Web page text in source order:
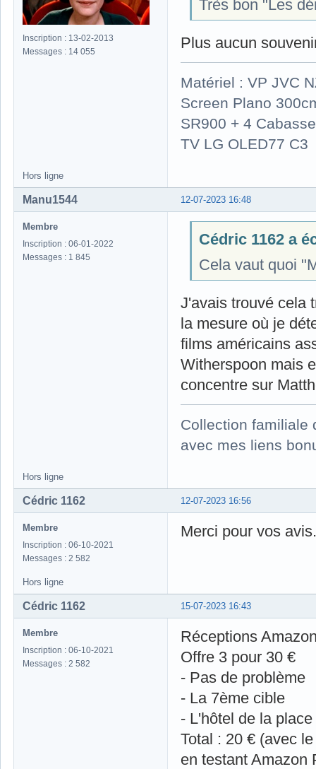
Inscription : 13-02-2013
Messages : 14 055
Très bon "Les
Plus aucun
Matériel : VP JVC
Screen Plano
SR900 + 4
TV LG OLED77 C3
Hors ligne
12-07-2023 16:48
Manu1544
Membre
Inscription : 06-01-2022
Messages : 1 845
Cédric 1162 a
Cela vaut quoi
J'avais trouvé cela
la mesure où je
films américains
Witherspoon mais
concentre sur
Collection familiale
avec mes liens
Hors ligne
12-07-2023 16:56
Cédric 1162
Membre
Inscription : 06-10-2021
Messages : 2 582
Merci pour vos avis.
Hors ligne
15-07-2023 16:43
Cédric 1162
Membre
Inscription : 06-10-2021
Messages : 2 582
Réceptions
Offre 3 pour 30 €
- Pas de problème
- La 7ème cible
- L'hôtel de la place
Total : 20 € (avec
en testant Amazon